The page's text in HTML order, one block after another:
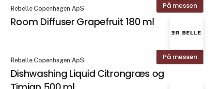
På messen
Rebelle Copenhagen ApS
Room Diffuser Grapefruit 180 ml
På messen
Rebelle Copenhagen ApS
Dishwashing Liquid Citrongræs og